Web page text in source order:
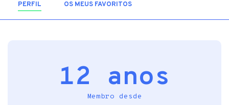
PERFIL (SEPARADOR ATIVO)
OS MEUS FAVORITOS
12 anos
Membro desde